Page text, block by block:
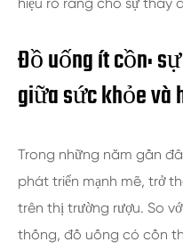
Đồ uống ít cồn:
giữa sức khỏe và
Trong những năm gần
phát triển mạnh mẽ, trở
trên thị trường rượu. So
thống, đồ uống có cồn